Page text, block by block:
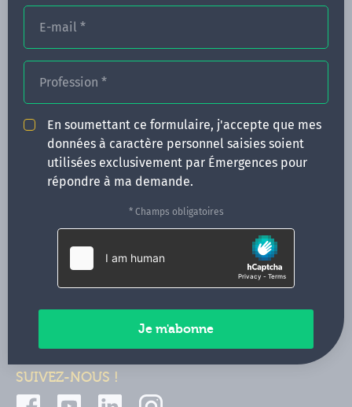
E-mail *
Profession *
En soumettant ce formulaire, j'accepte que mes
données à caractère personnel saisies soient
utilisées exclusivement par Émergences pour
répondre à ma demande.
* Champs obligatoires
CONGRÈS
ACTUALITÉS
INFOS PRATIQUES
Qui sommes-nous ?
CONTACT
35000 Rennes
02 99 05 25 47
Contactez-nous
Paiements sécurisés
SUIVEZ-NOUS !